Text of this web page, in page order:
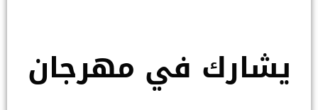
يشارك في مهرجان